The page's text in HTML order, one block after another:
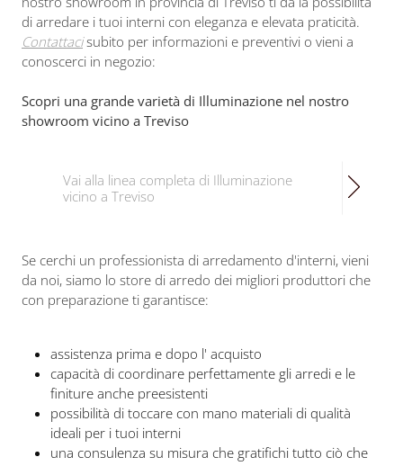
di arredare i tuoi interni con eleganza e elevata praticità.
Contattacisubito per informazioni e preventivi o vieni a
conoscerci in negozio:
Scopri una grande varietà di Illuminazione nel nostro
showroom vicino a Treviso
Vai alla linea completa di Illuminazione
vicino a Treviso
Se cerchi un professionista di arredamento d'interni, vieni
da noi, siamo lo store di arredo dei migliori produttori che
con preparazione ti garantisce:
assistenza prima e dopo l' acquisto
capacità di coordinare perfettamente gli arredi e le
finiture anche preesistenti
possibilità di toccare con mano materiali di qualità
ideali per i tuoi interni
una consulenza su misura che gratifichi tutto ciò che